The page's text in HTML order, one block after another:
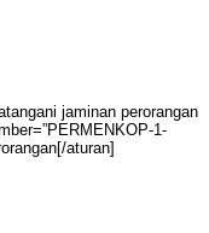
jaminan perorangan
1-
aturan]